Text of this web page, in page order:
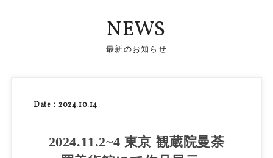
NEWS
最新のお知らせ
Date：2024.10.14
2024.11.2~4 東京 観蔵院曼荼